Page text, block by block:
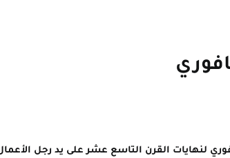
لنهايات القرن التاسع عشر على يد رجل